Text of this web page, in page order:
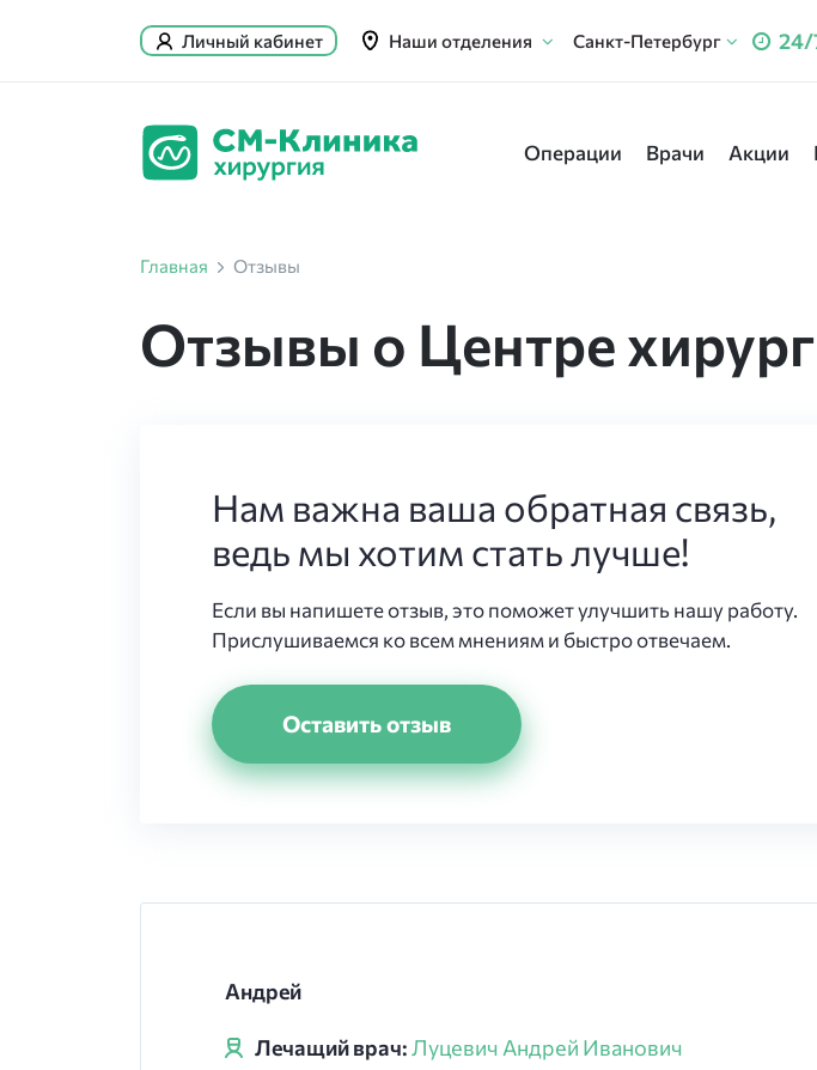
Личный кабинет Наши отделения Санкт-Петербург 24/
Операции Врачи Акции
Главная Отзывы
Отзывы о Центре
Нам важна ваша обратная связь,
ведь мы хотим стать лучше!
Если вы напишете отзыв, это поможет улучшить нашу работу.
Прислушиваемся ко всем мнениям и быстро отвечаем.
Оставить отзыв
Андрей
Лечащий врач:Луцевич Андрей Иванович